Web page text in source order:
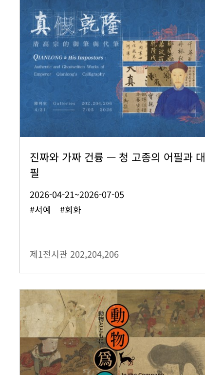
진짜와 가짜 건륭 — 청 고종의 어필과 대
필
2026-04-21~2026-07-05
#서예 #회화
제1전시관 202,204,206